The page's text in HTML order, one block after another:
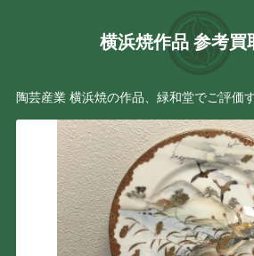
横浜焼作品 参考買
陶芸産業 横浜焼の作品、緑和堂でご評価